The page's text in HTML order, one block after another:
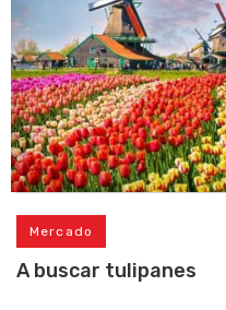
Mercado
A buscar tulipanes